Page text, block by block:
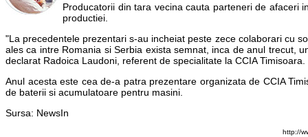
Producatorii din tara vecina cauta parteneri de afaceri
productiei.
"La precedentele prezentari s-au incheiat peste zece colaborari cu
ales ca intre Romania si Serbia exista semnat, inca de anul trecut,
declarat Radoica Laudoni, referent de specialitate la CCIA Timisoara.
Anul acesta este cea de-a patra prezentare organizata de CCIA
de baterii si acumulatoare pentru masini.
Sursa: NewsIn
http://